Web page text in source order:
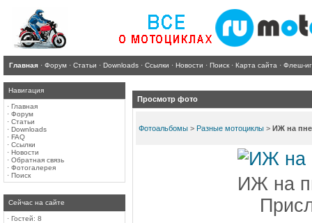
Главная · Форум · Статьи · Downloads · Ссылки · Новости · Поиск · Карта сайта · Флеш-
Навигация
· Главная
· Форум
· Статьи
· Downloads
· FAQ
· Ссылки
· Новости
· Обратная связь
· Фотогалерея
· Поиск
Сейчас на сайте
· Гостей: 8
Просмотр фото
Фотоальбомы > Разные мотоциклы > ИЖ на
ИЖ на